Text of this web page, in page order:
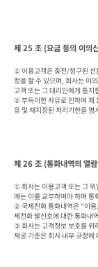
제 25 조 (요금 등의 이의
① 이용고객은 충전/청구된 선
청을 할 수 있으며, 회사는 이
고객 또는 그 대리인에게 통지
② 부득이한 사유로 인하여 제
유 및 재지정된 처리기한을 명
제 26 조 (통화내역의 열
① 회사는 이용고객 또는 그 위
에는 이를 교부하여야 하며
② 국제전화 통화내역은 “이
제전화 발신호에 대한 통화내
③ 회사는 고객정보 보호를 위
제공 기준은 회사 내부 규정에